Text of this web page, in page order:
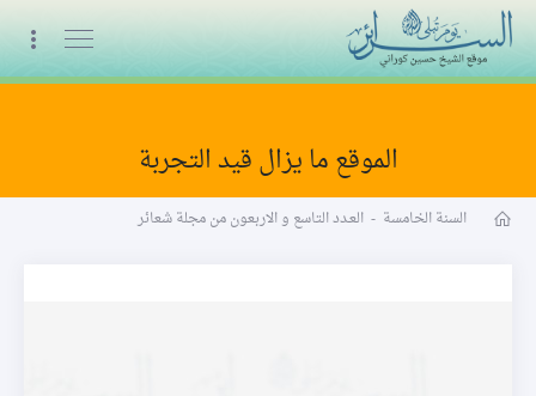
البث المباشر
الموقع ما يزال قيد التجربة
السنة الخامسة - العـدد التاسع و الاربعون من مجلة شعائر